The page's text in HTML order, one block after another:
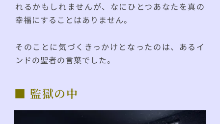
れるかもしれませんが、なにひとつあなたを真の
幸福にすることはありません。
そのことに気づくきっかけとなったのは、あるイ
ンドの聖者の言葉でした。
■ 監獄の中